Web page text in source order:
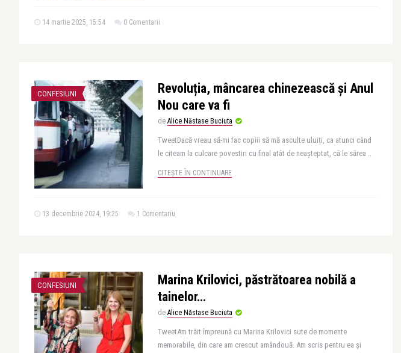
14 martie 2025, 15:54 0 Comentarii
CONFESIUNI
Revoluția, mâncarea chinezească și Anul
Nou care va fi
de Alice Năstase Buciuta
TweetDacă vreau să-mi fac copiii să mă asculte uluiți, ca atunci când
le citeam la culcare povestiri cu final atât de neașteptat, că le sărea ..
CITEȘTE ÎN CONTINUARE
13 decembrie 2024, 19:25 1 Comentariu
CONFESIUNI
Marina Krilovici, păstrătoarea nobilă a
tainelor…
de Alice Năstase Buciuta
TweetAm trăit împreună cu Marina Krilovici sute de momente
memorabile, din care am crescut amândouă. Am scris pentru ea și